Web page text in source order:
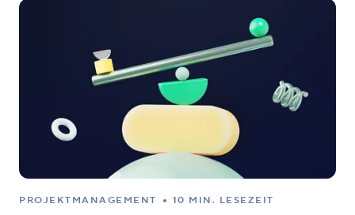
PROJEKTMANAGEMENT 10 MIN. LESEZEIT